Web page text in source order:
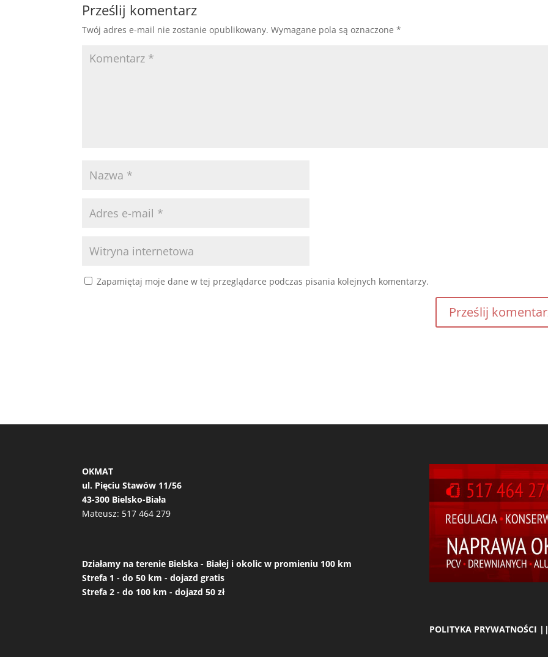
Prześlij komentarz
Twój adres e-mail nie zostanie opublikowany. Wymagane pola są oznaczone*
Zapamiętaj moje dane w tej przeglądarce podczas pisania kolejnych komentarzy.
OKMAT
ul. Pięciu Stawów 11/56
43-300 Bielsko-Biała
Mateusz: 517 464 279
Działamy na terenie Bielska - Białej i okolic w promieniu 100 km
Strefa 1 - do 50 km - dojazd gratis
Strefa 2 - do 100 km - dojazd 50 zł
POLITYKA PRYWATNOŚCI